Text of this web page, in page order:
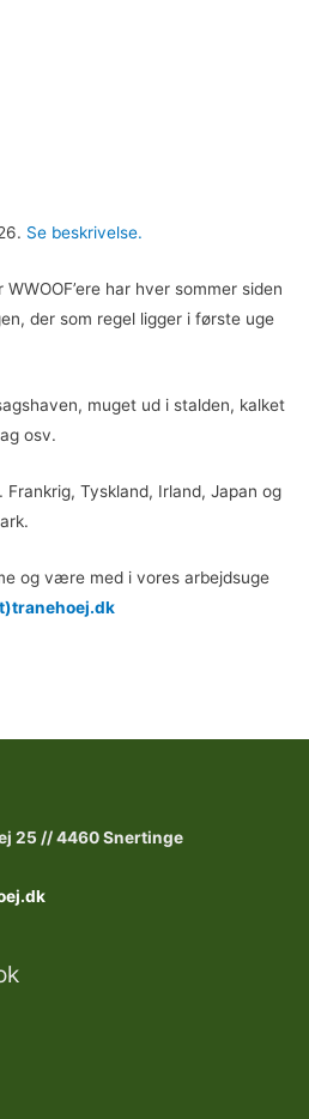
Se beskrivelse.
WWOOF’ere har hver sommer siden
der som regel ligger i første uge
muget ud i stalden, kalket
osv.
Tyskland, Irland, Japan og
og være med i vores arbejdsuge
25 //4460 Snertinge